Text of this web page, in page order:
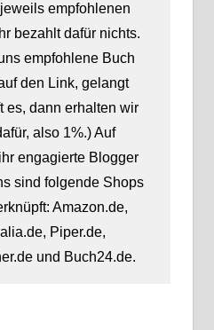
empfohlenen
bezahlt dafür nichts.
empfohlene Buch
den Link, gelangt
es, dann erhalten wir
also 1%.) Auf
engagierte Blogger
sind folgende Shops
Amazon.de,
Piper.de,
und Buch24.de.